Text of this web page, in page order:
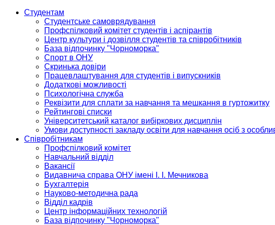
Студентам
Студентське самоврядування
Профспілковий комітет студентів і аспірантів
Центр культури і дозвілля студентів та співробітників
База відпочинку "Чорноморка"
Спорт в ОНУ
Скринька довіри
Працевлаштування для студентів і випускників
Додаткові можливості
Психологічна служба
Реквізити для сплати за навчання та мешкання в гуртожитку
Рейтингові списки
Університетський каталог вибіркових дисциплін
Умови доступності закладу освіти для навчання осіб з
Співробітникам
Профспілковий комітет
Навчальний відділ
Вакансії
Видавнича справа ОНУ імені І. І. Мечникова
Бухгалтерія
Науково-методична рада
Відділ кадрів
Центр інформаційних технологій
База відпочинку "Чорноморка"